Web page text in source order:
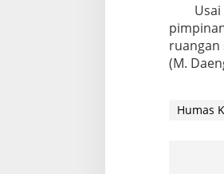
Usai
ruangan
(M.
Humas